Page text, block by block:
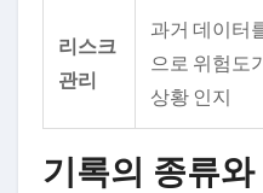
리스크
관리
과거 데이터
으로 위험도
상황 인지
기록의 종류